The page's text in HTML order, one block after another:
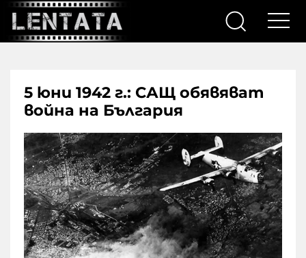
5 юни 1942 г.: САЩ обявяват
война на България